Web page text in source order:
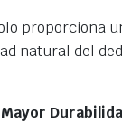
proporciona
natural del